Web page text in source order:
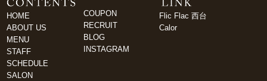
HOME
ABOUT US
MENU
STAFF
SCHEDULE
SALON
COUPON
RECRUIT
BLOG
INSTAGRAM
Flic Flac 西台
Calor